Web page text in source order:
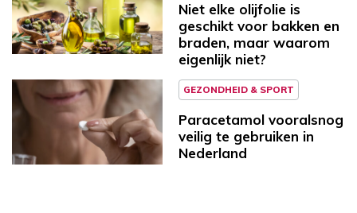
Niet elke olijfolie is
geschikt voor bakken en
braden, maar waarom
eigenlijk niet?
GEZONDHEID & SPORT
Paracetamol vooralsnog
veilig te gebruiken in
Nederland